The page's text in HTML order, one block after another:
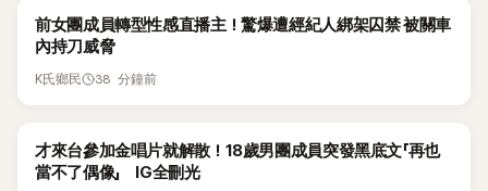
K-POP
前女團成員轉型性感直播主！驚爆遭經紀人綁架囚禁 被關車
內持刀威脅
K氏鄉民 38 分鐘前
K-POP
才來台參加金唱片就解散！18歲男團成員突發黑底文「再也
當不了偶像」 IG全刪光